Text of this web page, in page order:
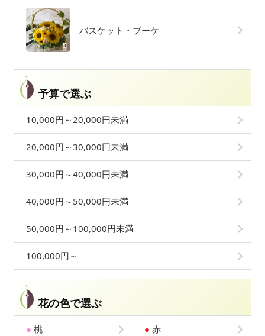
バスケット・ブーケ
予算で選ぶ
10,000円～20,000円未満
20,000円～30,000円未満
30,000円～40,000円未満
40,000円～50,000円未満
50,000円～100,000円未満
100,000円～
花の色で選ぶ
● 桃 ● 赤